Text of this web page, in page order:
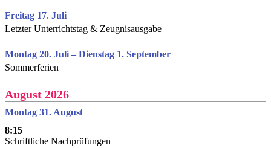
Freitag 17. Juli
Letzter Unterrichtstag & Zeugnisausgabe
Montag 20. Juli – Dienstag 1. September
Sommerferien
August 2026
Montag 31. August
8:15
Schriftliche Nachprüfungen